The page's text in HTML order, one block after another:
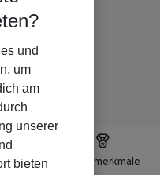
Hotelmerkmale
und
um
am
unserer
bieten